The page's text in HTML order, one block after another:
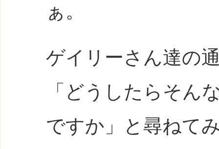
ぁ。
ゲイリーさん達の
「どうしたらそん
ですか」と尋ねて